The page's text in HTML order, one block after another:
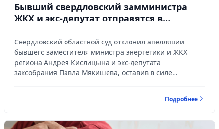
Бывший свердловский замминистра
ЖКХ и экс-депутат отправятся в
Свердловский областной суд отклонил апелляции
бывшего заместителя министра энергетики и ЖКХ
региона Андрея Кислицына и экс-депутата
заксобрания Павла Мякишева, оставив в силе
преступлениях и отправлены в колонию строгого
режима. Об этом рассказали URA.RU источники,
близкие к делу.
Подробнее